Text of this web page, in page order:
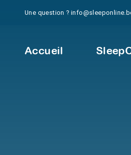
Une question ?
Accueil